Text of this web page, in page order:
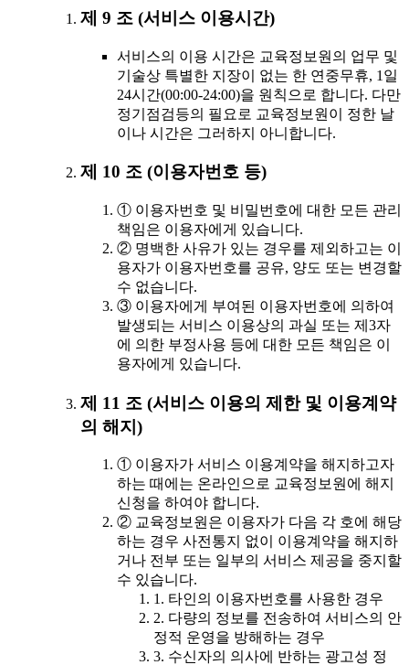
제 9 조 (서비스 이용시간)
서비스의 이용 시간은 교육정보원의 업무 및
기술상 특별한 지장이 없는 한 연중무휴, 1일
24시간(00:00-24:00)을 원칙으로 합니다. 다만
정기점검등의 필요로 교육정보원이 정한 날
이나 시간은 그러하지 아니합니다.
제 10 조 (이용자번호 등)
① 이용자번호 및 비밀번호에 대한 모든 관리
책임은 이용자에게 있습니다.
② 명백한 사유가 있는 경우를 제외하고는 이
용자가 이용자번호를 공유, 양도 또는 변경할
수 없습니다.
③ 이용자에게 부여된 이용자번호에 의하여
발생되는 서비스 이용상의 과실 또는 제3자
에 의한 부정사용 등에 대한 모든 책임은 이
용자에게 있습니다.
제 11 조 (서비스 이용의 제한 및 이용계약
의 해지)
① 이용자가 서비스 이용계약을 해지하고자
하는 때에는 온라인으로 교육정보원에 해지
신청을 하여야 합니다.
② 교육정보원은 이용자가 다음 각 호에 해당
하는 경우 사전통지 없이 이용계약을 해지하
거나 전부 또는 일부의 서비스 제공을 중지할
수 있습니다.
1. 타인의 이용자번호를 사용한 경우
2. 다량의 정보를 전송하여 서비스의 안
정적 운영을 방해하는 경우
3. 수신자의 의사에 반하는 광고성 정